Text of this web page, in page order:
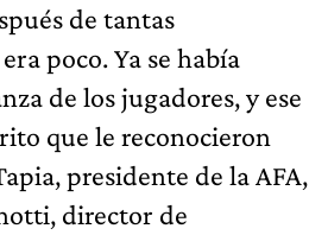
de tantas
poco. Ya se había
de los jugadores, y ese
que le reconocieron
presidente de la AFA,
director de